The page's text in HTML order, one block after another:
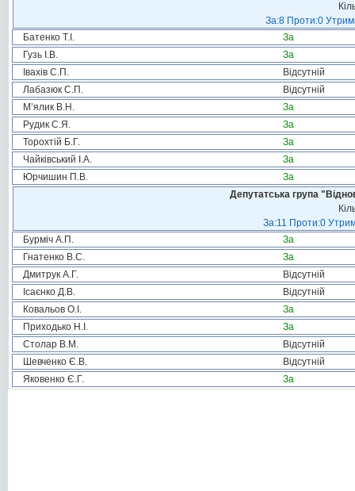
За:8 Проти:0
Батенко Т.І.
За
Гузь І.В.
За
Івахів С.П.
Відсутній
Лабазюк С.П.
Відсутній
М’ялик В.Н.
За
Рудик С.Я.
За
Торохтій Б.Г.
За
Чайківський І.А.
За
Юрчишин П.В.
За
Депутатська група
За:11 Проти:0
Бурміч А.П.
За
Гнатенко В.С.
За
Дмитрук А.Г.
Відсутній
Ісаєнко Д.В.
Відсутній
Ковальов О.І.
За
Приходько Н.І.
За
Столар В.М.
Відсутній
Шевченко Є.В.
Відсутній
Яковенко Є.Г.
За